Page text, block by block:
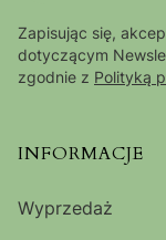
Zapisując się,
dotyczącym
zgodnie z Polityką
Linki w
INFORMACJE
Wyprzedaż